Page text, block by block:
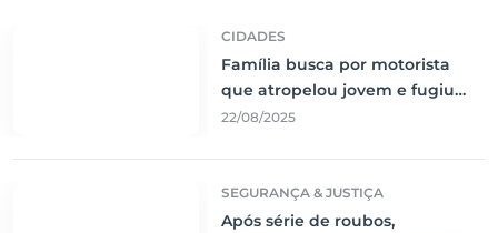
CIDADES
Família busca por motorista
que atropelou jovem e fugiu
sem prestar socorro
22/08/2025
SEGURANÇA & JUSTIÇA
Após série de roubos,